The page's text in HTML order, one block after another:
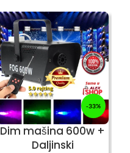
-33%
Dim mašina 600w +
Daljinski